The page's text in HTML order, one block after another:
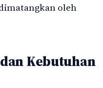
oleh
Kebutuhan